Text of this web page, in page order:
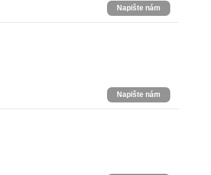
Napište nám
Napište nám